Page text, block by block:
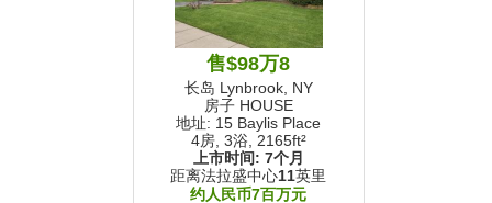
售$98万8
长岛 Lynbrook, NY
房子 HOUSE
地址: 15 Baylis Place
4房, 3浴, 2165ft²
上市时间: 7个月
距离法拉盛中心11英里
约人民币7百万元